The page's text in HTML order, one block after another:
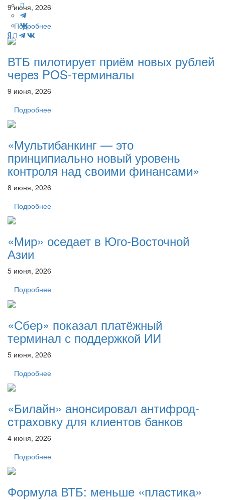
9 июня, 2026
Подробнее
ВТБ пилотирует приём новых рублей
через POS-терминалы
9 июня, 2026
Подробнее
«Мультибанкинг — это
принципиально новый уровень
контроля над своими финансами»
8 июня, 2026
Подробнее
«Мир» оседает в Юго-Восточной
Азии
5 июня, 2026
Подробнее
«Сбер» показал платёжный
терминал с поддержкой ИИ
5 июня, 2026
Подробнее
«Билайн» анонсировал антифрод-
страховку для клиентов банков
4 июня, 2026
Подробнее
Формула ВТБ: меньше «пластика»